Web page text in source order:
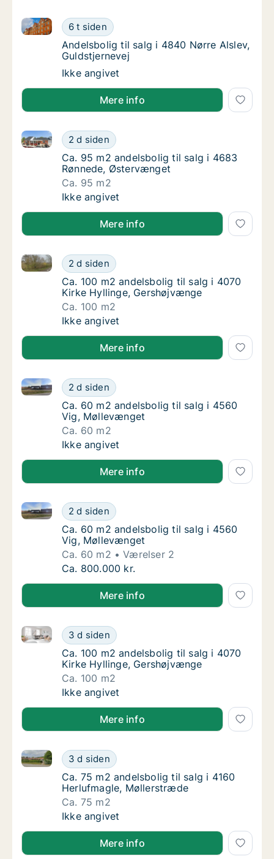
Andelsbolig til salg i 4840 Nørre Alslev,
6 t siden
Andelsbolig til salg i 4840 Nørre Alslev,
Andelsbolig til salg i 4840 Nørre Alslev,
Andelsbolig til salg i 4840 Nørre Alslev,
Guldstjernevej
Andelsbolig til salg i 4840 Nørre Alslev,
Ikke angivet
Mere info
Ca. 95 m2 andelsbolig til salg i 4683
2 d siden
Ca. 95 m2 andelsbolig til salg i 4683 Rønnede,
Ca. 95 m2 andelsbolig til salg i 4683
Ca. 95 m2 andelsbolig til salg i 4683
Rønnede, Østervænget
Ca. 95 m2
Ca. 95 m2 andelsbolig til salg i 4683
Ikke angivet
Mere info
Ca. 100 m2 andelsbolig til salg i 4070
2 d siden
Ca. 100 m2 andelsbolig til salg i 4070 Kirke
Ca. 100 m2 andelsbolig til salg i 4070
Ca. 100 m2 andelsbolig til salg i 4070
Kirke Hyllinge, Gershøjvænge
Ca. 100 m2
Ca. 100 m2 andelsbolig til salg i 4070
Ikke angivet
Mere info
Ca. 60 m2 andelsbolig til salg i 4560 Vig,
2 d siden
Ca. 60 m2 andelsbolig til salg i 4560 Vig,
Ca. 60 m2 andelsbolig til salg i 4560 Vig,
Ca. 60 m2 andelsbolig til salg i 4560
Vig, Møllevænget
Ca. 60 m2
Ca. 60 m2 andelsbolig til salg i 4560 Vig,
Ikke angivet
Mere info
Ca. 60 m2 andelsbolig til salg i 4560 Vig,
2 d siden
Ca. 60 m2 andelsbolig til salg i 4560 Vig,
Ca. 60 m2 andelsbolig til salg i 4560 Vig,
Ca. 60 m2 andelsbolig til salg i 4560
Vig, Møllevænget
Ca. 60 m2
Værelser 2
Ca. 60 m2 andelsbolig til salg i 4560 Vig,
Ca. 800.000 kr.
Mere info
Ca. 100 m2 andelsbolig til salg i 4070
3 d siden
Ca. 100 m2 andelsbolig til salg i 4070 Kirke
Ca. 100 m2 andelsbolig til salg i 4070
Ca. 100 m2 andelsbolig til salg i 4070
Kirke Hyllinge, Gershøjvænge
Ca. 100 m2
Ca. 100 m2 andelsbolig til salg i 4070
Ikke angivet
Mere info
Ca. 75 m2 andelsbolig til salg i 4160
3 d siden
Ca. 75 m2 andelsbolig til salg i 4160 Herlufmagle,
Ca. 75 m2 andelsbolig til salg i 4160
Ca. 75 m2 andelsbolig til salg i 4160
Herlufmagle, Møllerstræde
Ca. 75 m2
Ca. 75 m2 andelsbolig til salg i 4160
Ikke angivet
Mere info